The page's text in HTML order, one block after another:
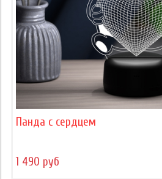
Панда с сердцем
1 490 руб